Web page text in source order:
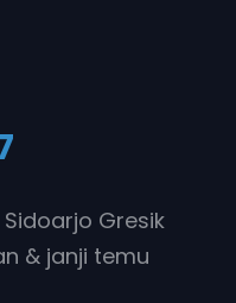
Gresik
& janji temu